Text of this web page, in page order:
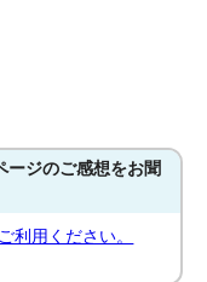
ージのご感想をお聞
利用ください。